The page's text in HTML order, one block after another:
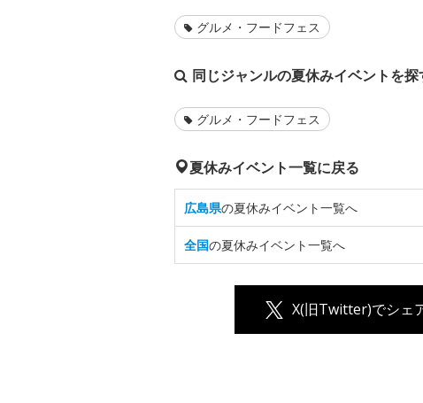
グルメ・フードフェス
同じジャンルの夏休みイベントを探
グルメ・フードフェス
夏休みイベント一覧に戻る
広島県の夏休みイベント一覧へ
全国の夏休みイベント一覧へ
X(旧Twitter)でシェ